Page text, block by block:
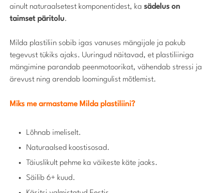
ainult naturaalsetest komponentidest, ka sädelus on
taimset päritolu.
Milda plastiliin sobib igas vanuses mängijale ja pakub
tegevust tükiks ajaks. Uuringud näitavad, et plastiliiniga
mängimine parandab peenmotoorikat, vähendab stressi ja
ärevust ning arendab loomingulist mõtlemist.
Miks me armastame Milda plastiliini?
Lõhnab imeliselt.
Naturaalsed koostisosad.
Täiuslikult pehme ka väikeste käte jaoks.
Säilib 6+ kuud.